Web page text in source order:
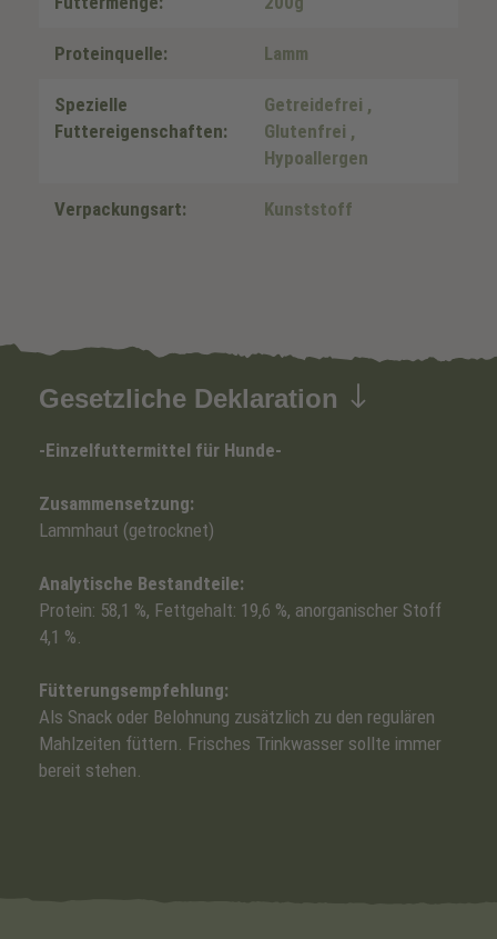
Proteinquelle: Lamm
Spezielle
Futtereigenschaften:
Getreidefrei ,
Glutenfrei ,
Hypoallergen
Verpackungsart: Kunststoff
Gesetzliche Deklaration
-Einzelfuttermittel für Hunde-
Zusammensetzung:
Lammhaut (getrocknet)
Analytische Bestandteile:
Protein: 58,1 %, Fettgehalt: 19,6 %, anorganischer Stoff
4,1 %.
Fütterungsempfehlung:
Als Snack oder Belohnung zusätzlich zu den regulären
Mahlzeiten füttern. Frisches Trinkwasser sollte immer
bereit stehen.